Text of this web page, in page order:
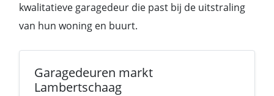
kwalitatieve garagedeur die past bij de uitstraling
van hun woning en buurt.
Garagedeuren markt
Lambertschaag